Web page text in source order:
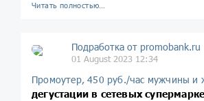
Читать полностью…
Подработка от promobank.ru
01 August 2023 12:34
Промоутер, 450 руб./час мужчины и
дегустации в сетевых